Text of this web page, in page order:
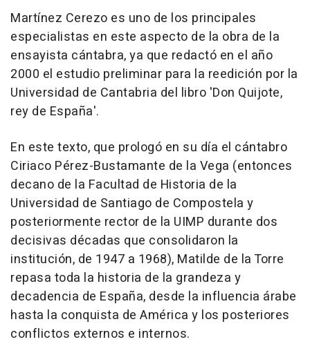
Martínez Cerezo es uno de los principales
especialistas en este aspecto de la obra de la
ensayista cántabra, ya que redactó en el año
2000 el estudio preliminar para la reedición por la
Universidad de Cantabria del libro 'Don Quijote,
rey de España'.
En este texto, que prologó en su día el cántabro
Ciriaco Pérez-Bustamante de la Vega (entonces
decano de la Facultad de Historia de la
Universidad de Santiago de Compostela y
posteriormente rector de la UIMP durante dos
decisivas décadas que consolidaron la
institución, de 1947 a 1968), Matilde de la Torre
repasa toda la historia de la grandeza y
decadencia de España, desde la influencia árabe
hasta la conquista de América y los posteriores
conflictos externos e internos.